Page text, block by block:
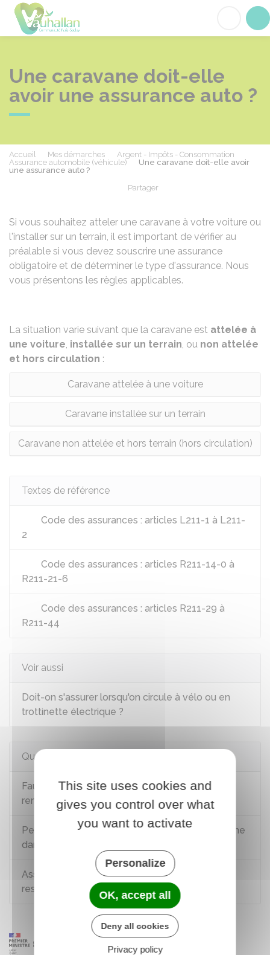
Une caravane doit-elle
avoir une assurance auto ?
Accueil Mes démarches
Argent - Impôts - Consommation
Assurance automobile (véhicule)
Une caravane doit-elle avoir
une assurance auto ?
Partager
Si vous souhaitez atteler une caravane à votre voiture ou
l'installer sur un terrain, il est important de vérifier au
préalable si vous devez souscrire une assurance
obligatoire et de déterminer le type d'assurance. Nous
vous présentons les règles applicables.
La situation varie suivant que la caravane est attelée à
une voiture, installée sur un terrain, ou non attelée
et hors circulation :
Caravane attelée à une voiture
Caravane installée sur un terrain
Caravane non attelée et hors terrain (hors circulation)
Textes de référence
Code des assurances : articles L211-1 à L211-
2
Code des assurances : articles R211-14-0 à
R211-21-6
Code des assurances : articles R211-29 à
R211-44
Voir aussi
Doit-on s'assurer lorsqu'on circule à vélo ou en
trottinette électrique ?
Questions ? Réponses !
Faut-il immatriculer une caravane ou une
remorque ?
Peut-on installer une caravane ou un mobil-home
dans son jardin ?
Assurance auto : qu'est-ce que la garantie
responsabilité civile ?
This site uses cookies and
gives you control over what
you want to activate
Personalize
OK, accept all
Deny all cookies
Privacy policy